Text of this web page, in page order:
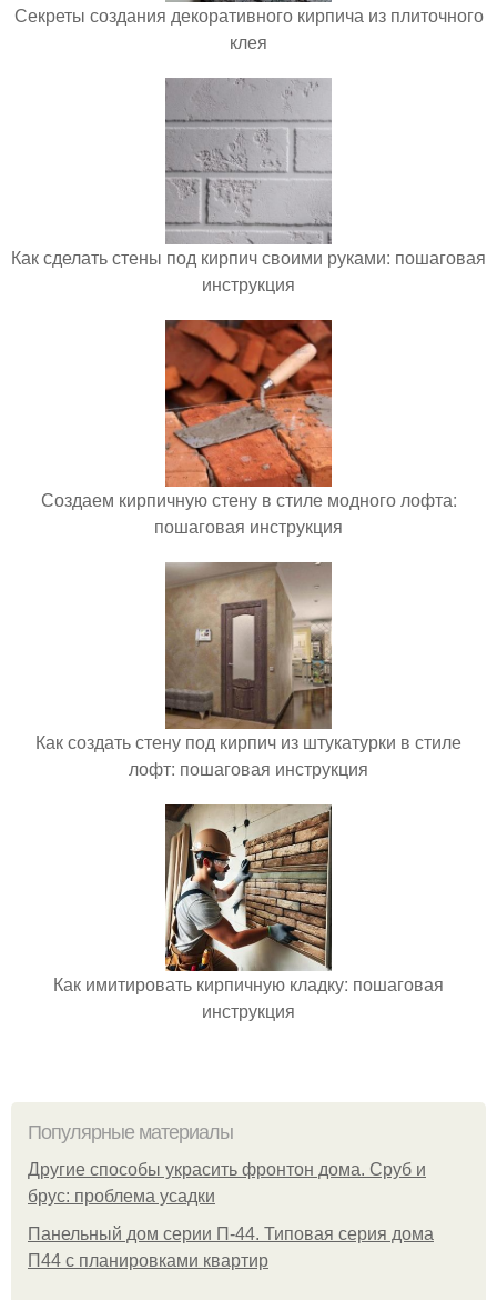
Секреты создания декоративного кирпича из плиточного
клея
Как сделать стены под кирпич своими руками: пошаговая
инструкция
Создаем кирпичную стену в стиле модного лофта:
пошаговая инструкция
Как создать стену под кирпич из штукатурки в стиле
лофт: пошаговая инструкция
Как имитировать кирпичную кладку: пошаговая
инструкция
Популярные материалы
Другие способы украсить фронтон дома. Сруб и
брус: проблема усадки
Панельный дом серии П-44. Типовая серия дома
П44 с планировками квартир